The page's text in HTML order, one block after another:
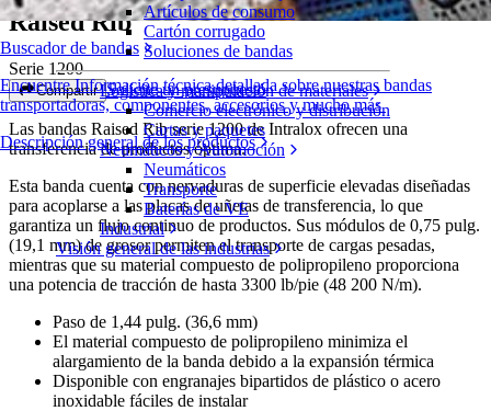
Buscador de bandas
Encuentre Información técnica detallada sobre nuestras bandas
transportadoras, componentes, accesorios y mucho más
Descripción general de los productos
Artículos de consumo
Cartón corrugado
Soluciones de bandas
Logística y manipulación de materiales
Comercio electrónico y distribución
Cartas y paquetes
Neumáticos y Automoción
Neumáticos
Transporte
Baterías de VE
Industrial
Visión general de las industrias
Raised Rib
Serie 1200
Compartir Solicite un presupuesto
Las bandas Raised Rib serie 1200 de Intralox ofrecen una
transferencia de productos óptima.
Esta banda cuenta con nervaduras de superficie elevadas diseñadas
para acoplarse a las placas de uñetas de transferencia, lo que
garantiza un flujo continuo de productos. Sus módulos de 0,75 pulg.
(19,1 mm) de grosor permiten el transporte de cargas pesadas,
mientras que su material compuesto de polipropileno proporciona
una potencia de tracción de hasta 3300 lb/pie (48 200 N/m).
Paso de 1,44 pulg. (36,6 mm)
El material compuesto de polipropileno minimiza el
alargamiento de la banda debido a la expansión térmica
Disponible con engranajes bipartidos de plástico o acero
inoxidable fáciles de instalar